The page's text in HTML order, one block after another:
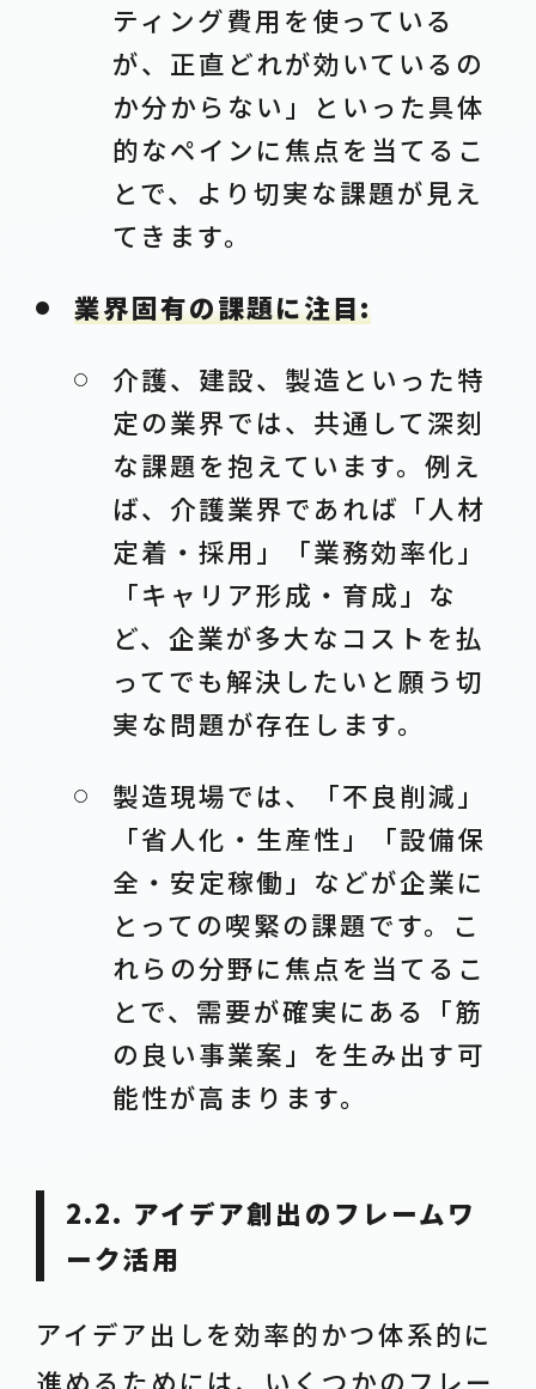
ティング費用を使っている
が、正直どれが効いているの
か分からない」といった具体
的なペインに焦点を当てるこ
とで、より切実な課題が見え
てきます。
業界固有の課題に注目:
介護、建設、製造といった特
定の業界では、共通して深刻
な課題を抱えています。例え
ば、介護業界であれば「人材
定着・採用」「業務効率化」
「キャリア形成・育成」な
ど、企業が多大なコストを払
ってでも解決したいと願う切
実な問題が存在します。
製造現場では、「不良削減」
「省人化・生産性」「設備保
全・安定稼働」などが企業に
とっての喫緊の課題です。こ
れらの分野に焦点を当てるこ
とで、需要が確実にある「筋
の良い事業案」を生み出す可
能性が高まります。
2.2. アイデア創出のフレームワ
ーク活用
アイデア出しを効率的かつ体系的に
進めるためには、いくつかのフレー